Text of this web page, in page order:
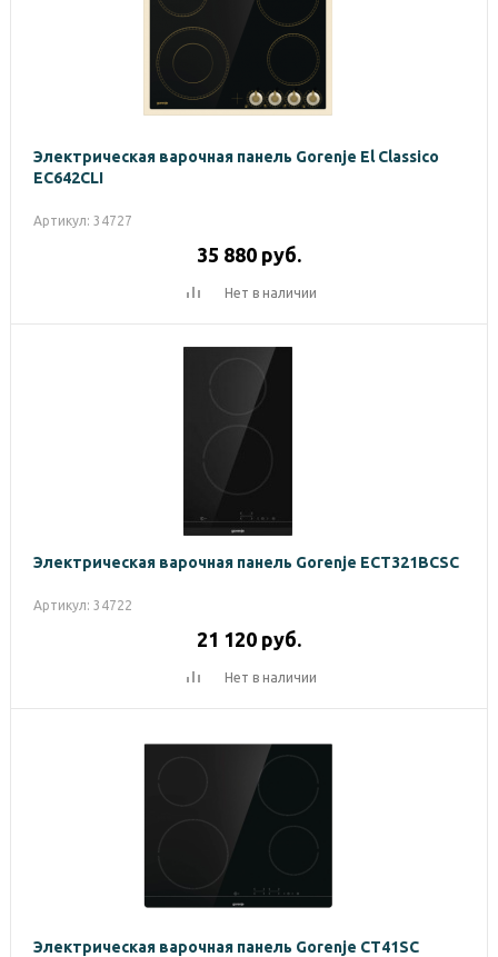
Электрическая варочная панель Gorenje El Classico
EC642CLI
Артикул: 34727
35 880 руб.
Нет в наличии
Электрическая варочная панель Gorenje ECT321BCSC
Артикул: 34722
21 120 руб.
Нет в наличии
Электрическая варочная панель Gorenje CT41SC